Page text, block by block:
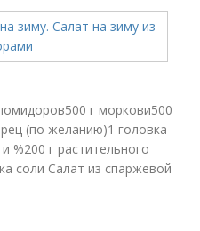
г моркови500
(по желанию)1 головка
%200 г растительного
соли Салат из спаржевой